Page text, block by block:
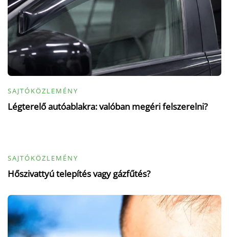
SAJTÓKÖZLEMÉNY
Légterelő autóablakra: valóban megéri felszerelni?
SAJTÓKÖZLEMÉNY
Hőszivattyú telepítés vagy gázfűtés?